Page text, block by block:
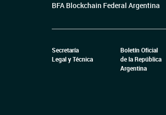
BFA Blockchain Federal Argentina
Secretaría
Legal y Técnica
Boletín Oficial
de la República
Argentina